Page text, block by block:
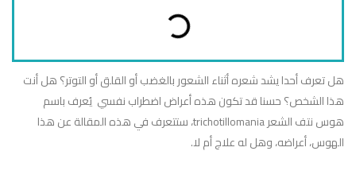
هل تعرف أحدا يشد شعره أثناء الشعور بالغضب أو القلق أو التوتر؟ هل أنت
هذا الشخص؟ حسنا قد تكون هذه أعراض اضطراب نفسي يُعرف باسم
هوس نتف الشعر trichotillomania، ستتعرف في هذه المقالة عن هذا
الهوس، أعراضه، وهل له علاج أم لا.